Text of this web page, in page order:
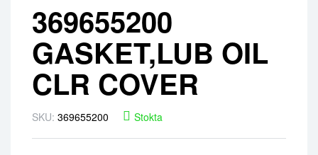
369655200
GASKET,LUB OIL
CLR COVER
SKU: 369655200 Stokta